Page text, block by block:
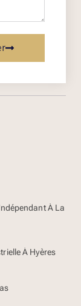
À La
À Hyères